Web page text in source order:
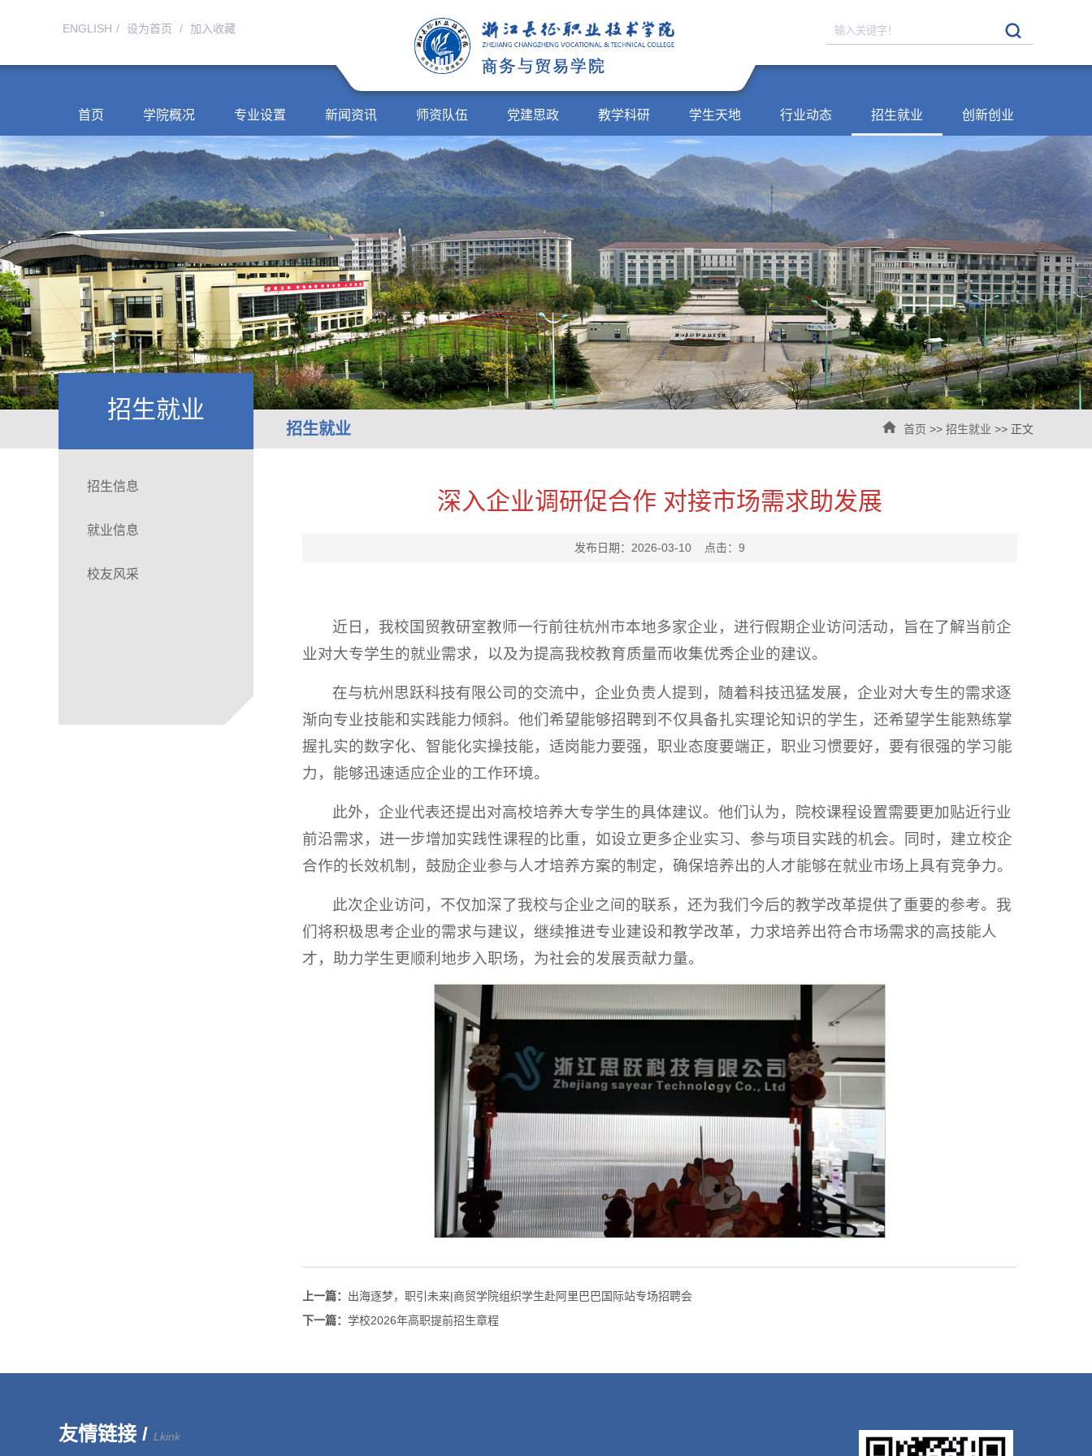
ENGLISH / 设为首页 / 加入收藏
首页 学院概况 专业设置 新闻资讯 师资队伍 党建思政 教学科研 学生天地 行业动态 招生就业 创新创业
招生就业
招生就业 首页 >> 招生就业 >> 正文
招生信息
就业信息
校友风采
深入企业调研促合作 对接市场需求助发展
发布日期：2026-03-10 点击： 9
近日，我校国贸教研室教师一行前往杭州市本地多家企业，进行假期企业访问活动，旨在了解当前企
业对大专学生的就业需求，以及为提高我校教育质量而收集优秀企业的建议。
在与杭州思跃科技有限公司的交流中，企业负责人提到，随着科技迅猛发展，企业对大专生的需求逐
渐向专业技能和实践能力倾斜。他们希望能够招聘到不仅具备扎实理论知识的学生，还希望学生能熟练掌
握扎实的数字化、智能化实操技能，适岗能力要强，职业态度要端正，职业习惯要好，要有很强的学习能
力，能够迅速适应企业的工作环境。
此外，企业代表还提出对高校培养大专学生的具体建议。他们认为，院校课程设置需要更加贴近行业
前沿需求，进一步增加实践性课程的比重，如设立更多企业实习、参与项目实践的机会。同时，建立校企
合作的长效机制，鼓励企业参与人才培养方案的制定，确保培养出的人才能够在就业市场上具有竞争力。
此次企业访问，不仅加深了我校与企业之间的联系，还为我们今后的教学改革提供了重要的参考。我
们将积极思考企业的需求与建议，继续推进专业建设和教学改革，力求培养出符合市场需求的高技能人
才，助力学生更顺利地步入职场，为社会的发展贡献力量。
上一篇： 出海逐梦，职引未来|商贸学院组织学生赴阿里巴巴国际站专场招聘会
下一篇： 学校2026年高职提前招生章程
友情链接 / Lkink